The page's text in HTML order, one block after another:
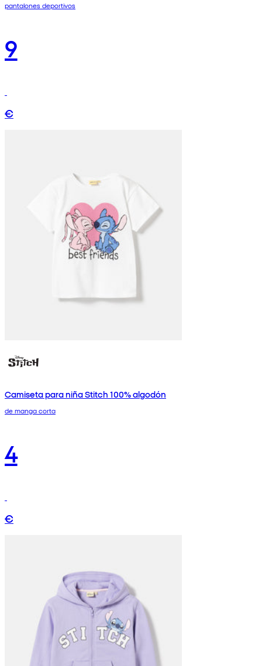
pantalones deportivos
9
€
Camiseta para niña Stitch 100% algodón
de manga corta
4
€